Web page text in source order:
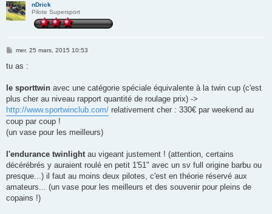
nDrick
Pilote Supersport
M
s
g
mer. 25 mars, 2015 10:53
tu as :
le sporttwin avec une catégorie spéciale équivalente à la twin cup (c'est
plus cher au niveau rapport quantité de roulage prix) ->
http://www.sportwinclub.com/ relativement cher : 330€ par weekend au
coup par coup !
(un vase pour les meilleurs)
l'endurance twinlight au vigeant justement ! (attention, certains
décérébrés y auraient roulé en petit 1'51" avec un sv full origine barbu ou
presque...) il faut au moins deux pilotes, c'est en théorie réservé aux
amateurs... (un vase pour les meilleurs et des souvenir pour pleins de
copains !)